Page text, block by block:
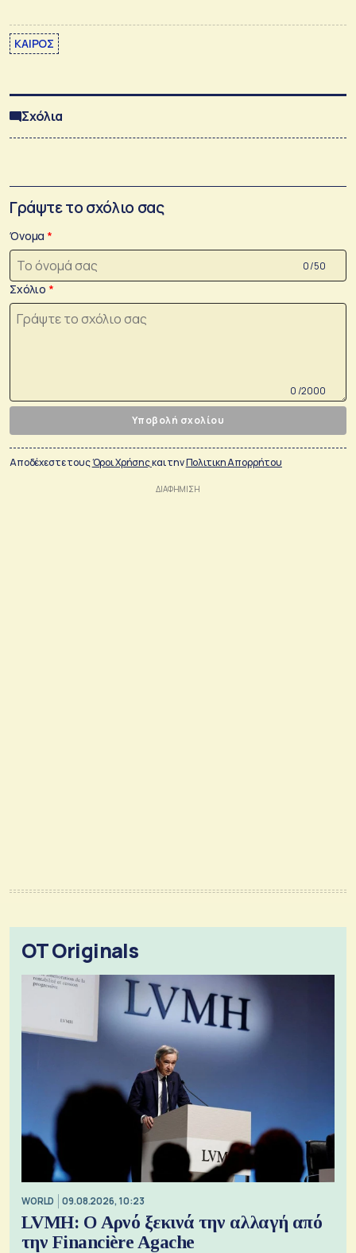
ΚΑΙΡΟΣ
Σχόλια
Γράψτε το σχόλιο σας
Όνομα
0 /50
Σχόλιο
0 /2000
Υποβολή σχολίου
Αποδέχεστε τουςΌροι Χρήσηςκαι τηνΠολιτικη Απορρήτου
OT Originals
WORLD 09.08.2026, 10:23
LVMH: Ο Αρνό ξεκινά την αλλαγή από
την Financière Agache